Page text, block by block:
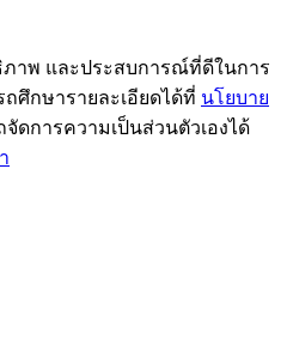
าพ และประสบการณ์ที่ดีในการ
ศึกษารายละเอียดได้ที่ นโยบาย
ดการความเป็นส่วนตัวเองได้